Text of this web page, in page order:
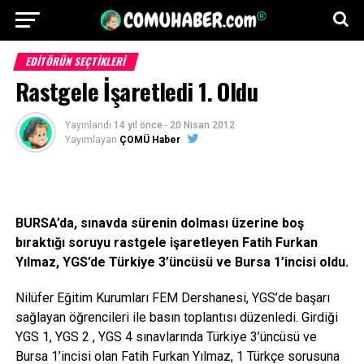
EDITÖRÜN SEÇTIKLERI
Rastgele İşaretledi 1. Oldu
Yayınlandı 14 yıl önce - 20 Nisan 2012
Yayımlayan ÇOMÜ Haber
BURSA’da, sınavda sürenin dolması üzerine boş
bıraktığı soruyu rastgele işaretleyen Fatih Furkan
Yılmaz, YGS’de Türkiye 3’üncüsü ve Bursa 1’incisi oldu.
Nilüfer Eğitim Kurumları FEM Dershanesi, YGS’de başarı
sağlayan öğrencileri ile basın toplantısı düzenledi. Girdiği
YGS 1, YGS 2 , YGS 4 sınavlarında Türkiye 3’üncüsü ve
Bursa 1’incisi olan Fatih Furkan Yılmaz, 1 Türkçe sorusuna